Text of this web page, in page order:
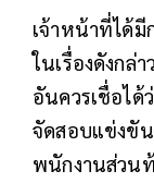
เจ้าหน้าที่ได้
ในเรื่องดังกล่
อันควรเชื่อได้
จัดสอบแข่งขั
พนักงานส่วน